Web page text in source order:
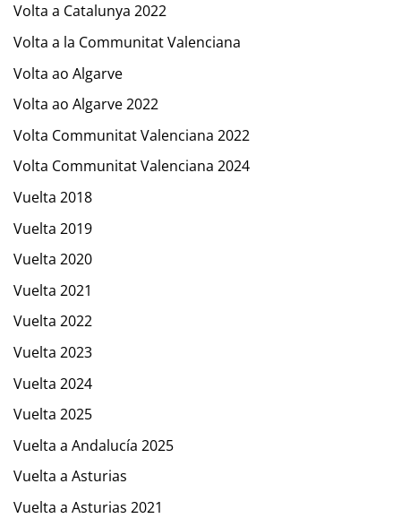
Volta a Catalunya 2022
Volta a la Communitat Valenciana
Volta ao Algarve
Volta ao Algarve 2022
Volta Communitat Valenciana 2022
Volta Communitat Valenciana 2024
Vuelta 2018
Vuelta 2019
Vuelta 2020
Vuelta 2021
Vuelta 2022
Vuelta 2023
Vuelta 2024
Vuelta 2025
Vuelta a Andalucía 2025
Vuelta a Asturias
Vuelta a Asturias 2021